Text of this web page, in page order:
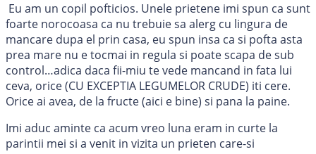
Eu am un copil pofticios. Unele prietene imi spun ca sunt
foarte norocoasa ca nu trebuie sa alerg cu lingura de
mancare dupa el prin casa, eu spun insa ca si pofta asta
prea mare nu e tocmai in regula si poate scapa de sub
control…adica daca fii-miu te vede mancand in fata lui
ceva, orice (CU EXCEPTIA LEGUMELOR CRUDE) iti cere.
Orice ai avea, de la fructe (aici e bine) si pana la paine.
Imi aduc aminte ca acum vreo luna eram in curte la
parintii mei si a venit in vizita un prieten care-si